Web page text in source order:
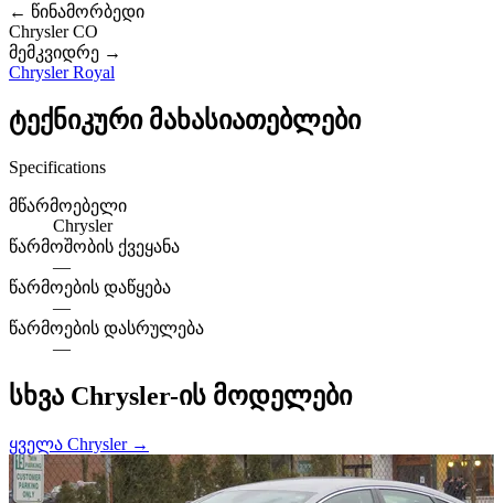
← წინამორბედი
Chrysler CO
მემკვიდრე →
Chrysler Royal
ტექნიკური მახასიათებლები
Specifications
მწარმოებელი
Chrysler
წარმოშობის ქვეყანა
—
წარმოების დაწყება
—
წარმოების დასრულება
—
სხვა Chrysler-ის მოდელები
ყველა Chrysler →